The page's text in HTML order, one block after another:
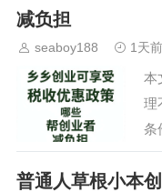
减负担
seaboy188 1天前
本
理
条
策
产
普通人草根小本